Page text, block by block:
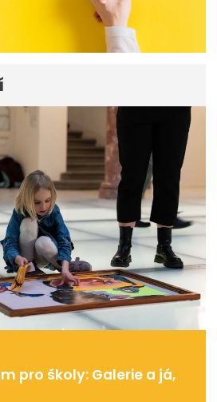
pro školy: Galerie a já,